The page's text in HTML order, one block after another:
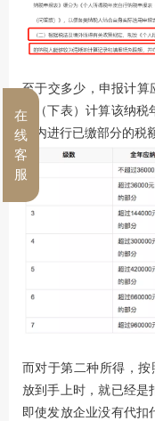
至于交多少，申报计算
率（下表）计算该纳税
额内进行已缴部分的税
而对于第二种所得，
放到手上时，就已经是
即使发放企业没有代扣
在
线
客
服